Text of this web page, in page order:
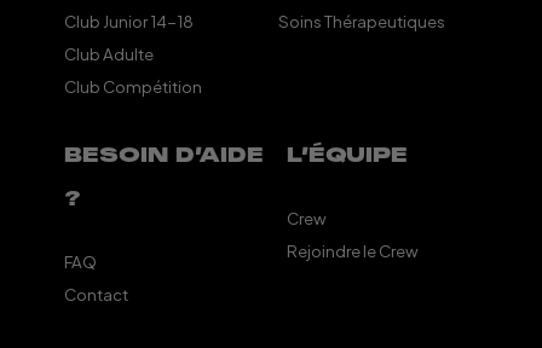
Club Junior 14-18
Club Adulte
Club Compétition
Soins Thérapeutiques
BESOIN D’AIDE
?
FAQ
Contact
L’ÉQUIPE
Crew
Rejoindre le Crew